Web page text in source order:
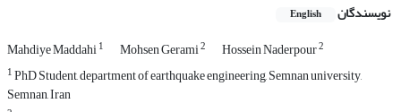
نویسندگان English
Mahdiye Maddahi1 Mohsen Gerami2 Hossein Naderpour2
1PhD Student, department of earthquake engineering, Semnan university,
Semnan, Iran